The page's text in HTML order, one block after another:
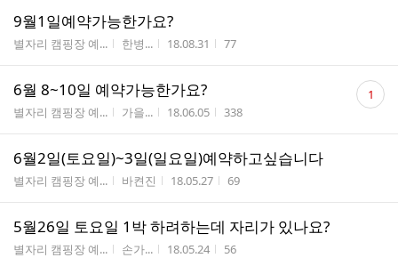
9월1일예약가능한가요?
게시판명
별자리 캠핑장 예... 작성자
한병... 작성시간
18.08.31 조회수
77
6월 8~10일 예약가능한가요?
게시판명
별자리 캠핑장 예... 작성자
가을... 작성시간
18.06.05 조회수
338
댓
글 1
6월2일(토요일)~3일(일요일)예약하고싶습니다
게시판명
별자리 캠핑장 예... 작성자
바켠진 작성시간
18.05.27 조회수
69
5월26일 토요일 1박 하려하는데 자리가 있나요?
게시판명
별자리 캠핑장 예... 작성자
손가... 작성시간
18.05.24 조회수
56